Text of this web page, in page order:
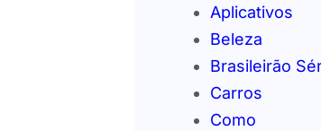
Aplicativos
Beleza
Brasileirão
Carros
Como